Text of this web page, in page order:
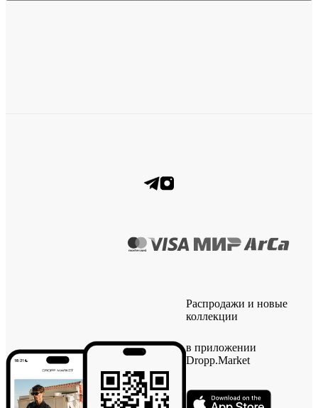
Распродажи и новые
коллекции
в приложении
Dropp.Market